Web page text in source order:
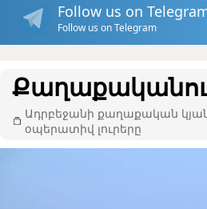
Follow us on
Follow us on Telegram
Ադրբեջանի քաղաքական
օպերատիվ լուրերը